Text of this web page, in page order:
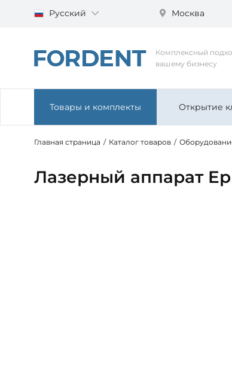
Русский Москва
Комплексный
вашему бизнесу
Товары и комплекты Открытие
Главная страница / Каталог товаров /
Лазерный аппарат